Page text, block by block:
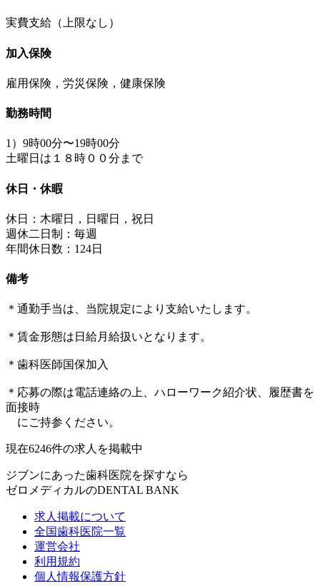
実費支給（上限なし）
加入保険
雇用保険，労災保険，健康保険
勤務時間
1）9時00分〜19時00分
土曜日は１８時００分まで
休日・休暇
休日：木曜日，日曜日，祝日
週休二日制：毎週
年間休日数：124日
備考
＊通勤手当は、当院規定により支給いたします。
＊賃金形態は日給月給扱いとなります。
＊歯科医師国保加入
＊応募の際は電話連絡の上、ハローワーク紹介状、履歴書を
面接時
にご持参ください。
現在6246件の求人を掲載中
ジブンにあった歯科医院を探すなら
ゼロメディカルのDENTAL BANK
求人掲載について
全国歯科医院一覧
運営会社
利用規約
個人情報保護方針